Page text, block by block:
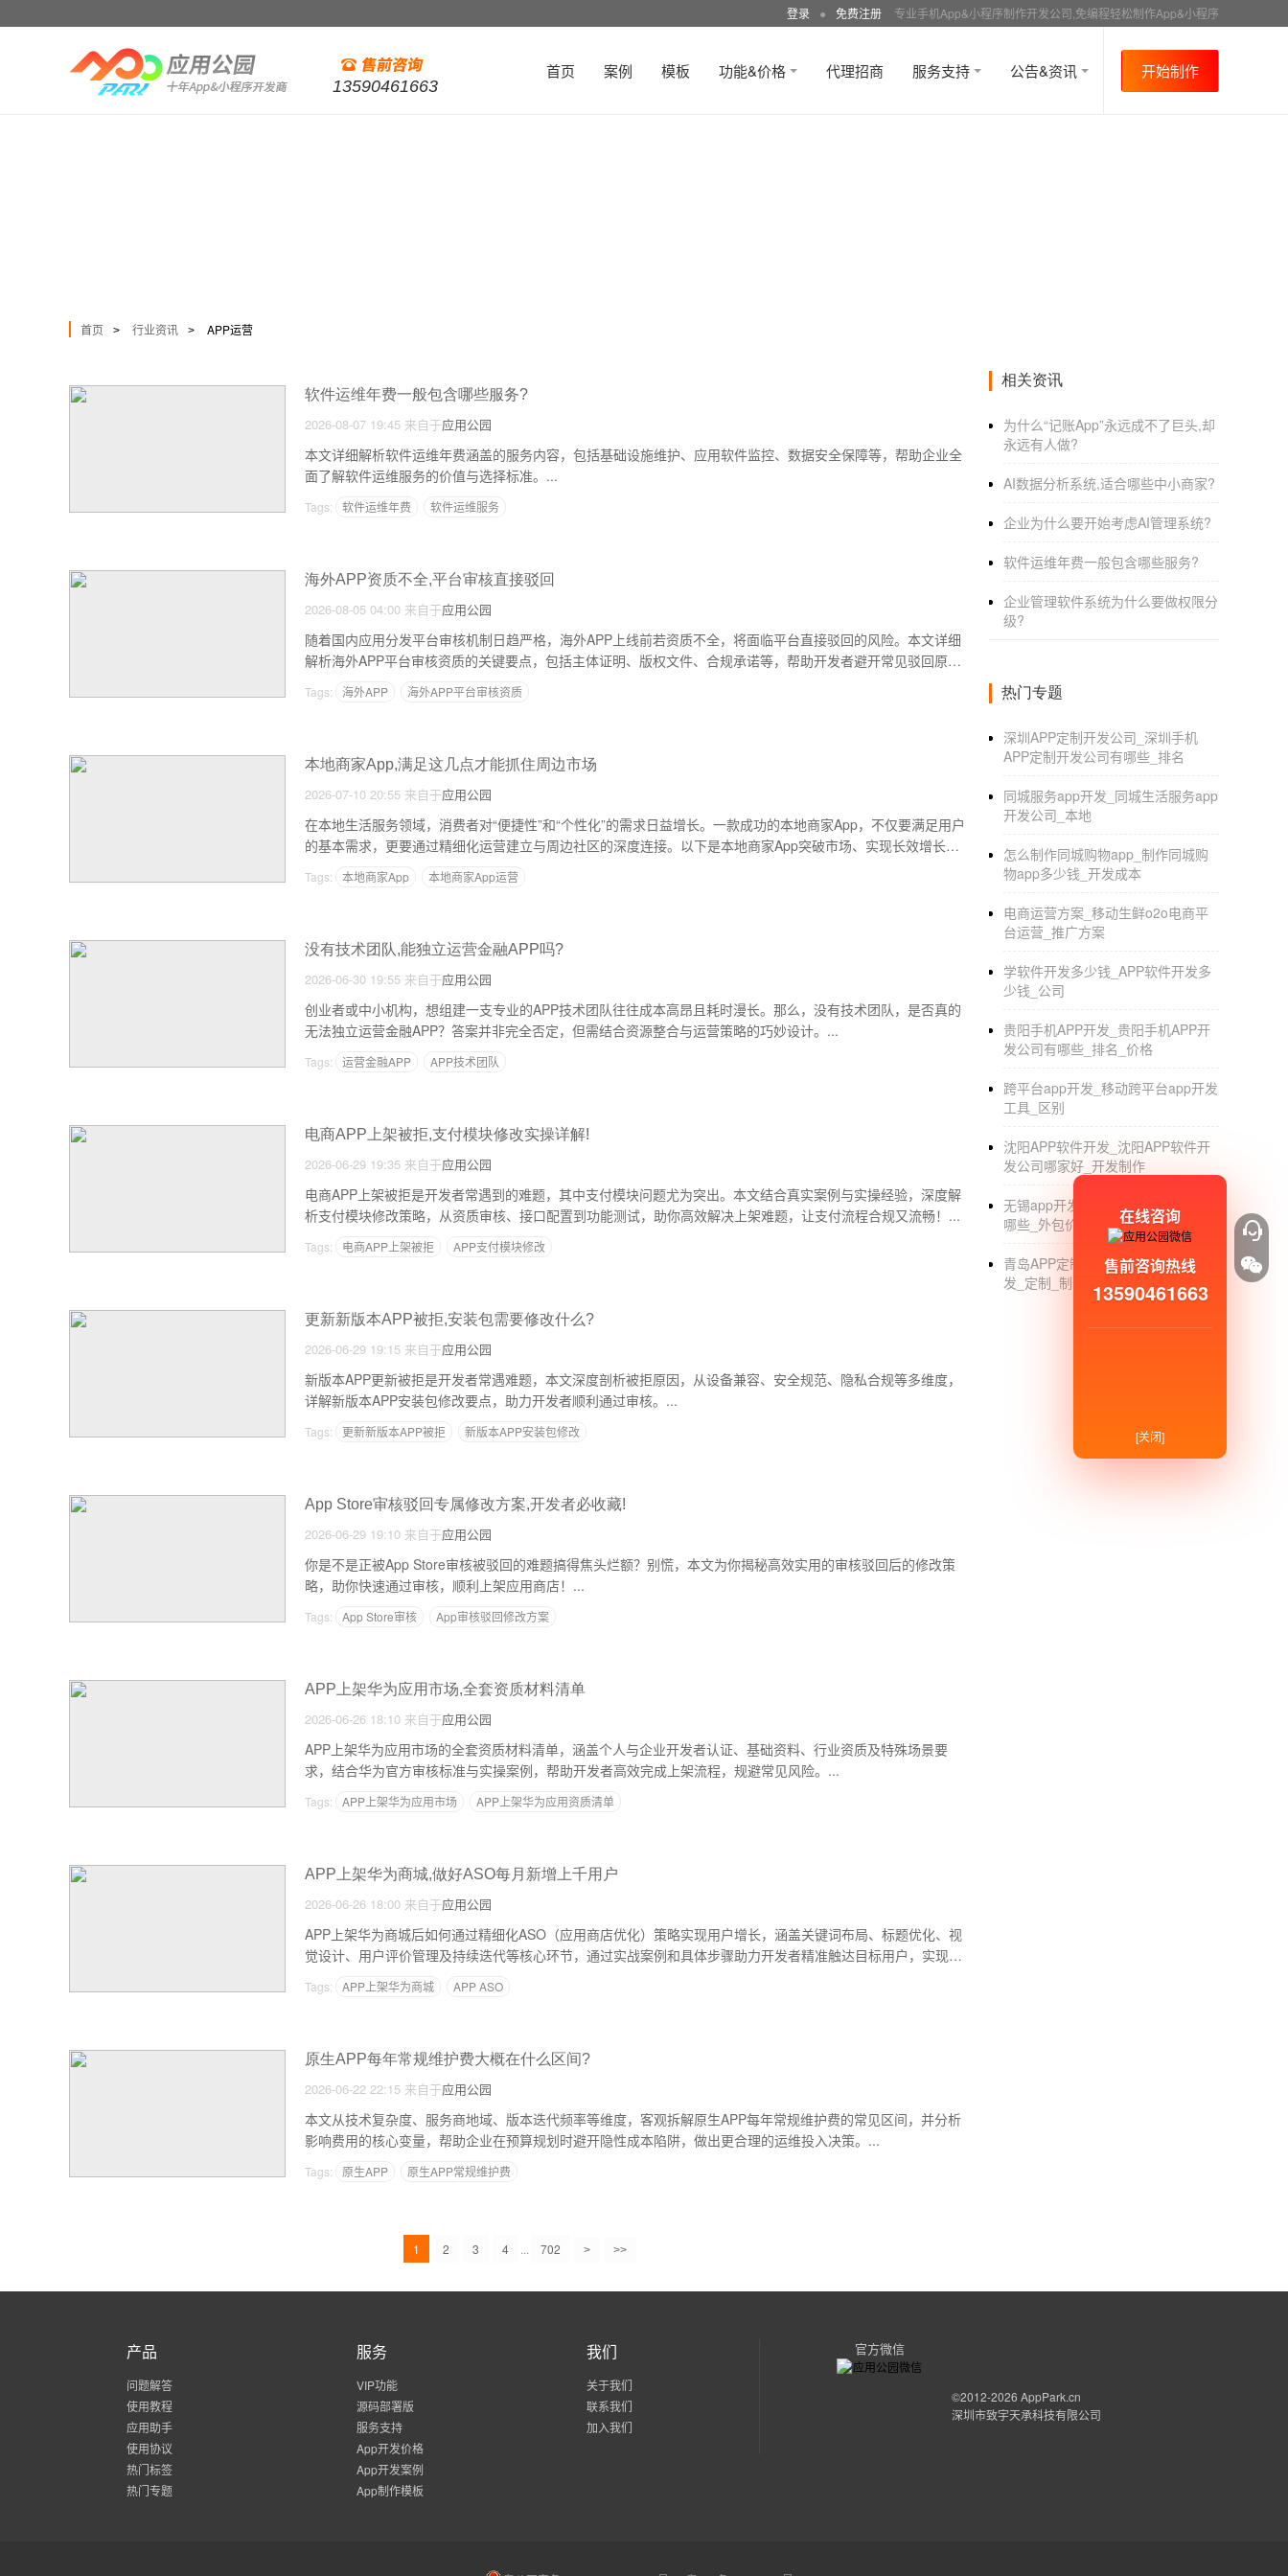
登录 ● 免费注册 专业手机App&小程序制作开发公司,免编程轻松制作App&小程序
13590461663
首页 案例 模板 功能&价格 代理招商 服务支持 公告&资讯 开始制作
首页 > 行业资讯 > APP运营
软件运维年费一般包含哪些服务?
2026-08-07 19:45 来自于应用公园
本文详细解析软件运维年费涵盖的服务内容，包括基础设施维护、应用软件监控、数据安全保障等，帮助企业全
面了解软件运维服务的价值与选择标准。...
Tags: 软件运维年费 软件运维服务
海外APP资质不全,平台审核直接驳回
2026-08-05 04:00 来自于应用公园
随着国内应用分发平台审核机制日趋严格，海外APP上线前若资质不全，将面临平台直接驳回的风险。本文详细
解析海外APP平台审核资质的关键要点，包括主体证明、版权文件、合规承诺等，帮助开发者避开常见驳回原
因，提升上架通过率。...
Tags: 海外APP 海外APP平台审核资质
本地商家App,满足这几点才能抓住周边市场
2026-07-10 20:55 来自于应用公园
在本地生活服务领域，消费者对“便捷性”和“个性化”的需求日益增长。一款成功的本地商家App，不仅要满足用户
的基本需求，更要通过精细化运营建立与周边社区的深度连接。以下是本地商家App突破市场、实现长效增长的
关键策略。...
Tags: 本地商家App 本地商家App运营
没有技术团队,能独立运营金融APP吗?
2026-06-30 19:55 来自于应用公园
创业者或中小机构，想组建一支专业的APP技术团队往往成本高昂且耗时漫长。那么，没有技术团队，是否真的
无法独立运营金融APP？答案并非完全否定，但需结合资源整合与运营策略的巧妙设计。...
Tags: 运营金融APP APP技术团队
电商APP上架被拒,支付模块修改实操详解!
2026-06-29 19:35 来自于应用公园
电商APP上架被拒是开发者常遇到的难题，其中支付模块问题尤为突出。本文结合真实案例与实操经验，深度解
析支付模块修改策略，从资质审核、接口配置到功能测试，助你高效解决上架难题，让支付流程合规又流畅！...
Tags: 电商APP上架被拒 APP支付模块修改
更新新版本APP被拒,安装包需要修改什么?
2026-06-29 19:15 来自于应用公园
新版本APP更新被拒是开发者常遇难题，本文深度剖析被拒原因，从设备兼容、安全规范、隐私合规等多维度，
详解新版本APP安装包修改要点，助力开发者顺利通过审核。...
Tags: 更新新版本APP被拒 新版本APP安装包修改
App Store审核驳回专属修改方案,开发者必收藏!
2026-06-29 19:10 来自于应用公园
你是不是正被App Store审核被驳回的难题搞得焦头烂额？别慌，本文为你揭秘高效实用的审核驳回后的修改策
略，助你快速通过审核，顺利上架应用商店！...
Tags: App Store审核 App审核驳回修改方案
APP上架华为应用市场,全套资质材料清单
2026-06-26 18:10 来自于应用公园
APP上架华为应用市场的全套资质材料清单，涵盖个人与企业开发者认证、基础资料、行业资质及特殊场景要
求，结合华为官方审核标准与实操案例，帮助开发者高效完成上架流程，规避常见风险。...
Tags: APP上架华为应用市场 APP上架华为应用资质清单
APP上架华为商城,做好ASO每月新增上千用户
2026-06-26 18:00 来自于应用公园
APP上架华为商城后如何通过精细化ASO（应用商店优化）策略实现用户增长，涵盖关键词布局、标题优化、视
觉设计、用户评价管理及持续迭代等核心环节，通过实战案例和具体步骤助力开发者精准触达目标用户，实现每
月新增上千活跃用户的目标。...
Tags: APP上架华为商城 APP ASO
原生APP每年常规维护费大概在什么区间?
2026-06-22 22:15 来自于应用公园
本文从技术复杂度、服务商地域、版本迭代频率等维度，客观拆解原生APP每年常规维护费的常见区间，并分析
影响费用的核心变量，帮助企业在预算规划时避开隐性成本陷阱，做出更合理的运维投入决策。...
Tags: 原生APP 原生APP常规维护费
1 2 3 4 ... 702 > >>
相关资讯
为什么“记账App”永远成不了巨头,却
永远有人做?
AI数据分析系统,适合哪些中小商家?
企业为什么要开始考虑AI管理系统?
软件运维年费一般包含哪些服务?
企业管理软件系统为什么要做权限分
级?
热门专题
深圳APP定制开发公司_深圳手机
APP定制开发公司有哪些_排名
同城服务app开发_同城生活服务app
开发公司_本地
怎么制作同城购物app_制作同城购
物app多少钱_开发成本
电商运营方案_移动生鲜o2o电商平
台运营_推广方案
学软件开发多少钱_APP软件开发多
少钱_公司
贵阳手机APP开发_贵阳手机APP开
发公司有哪些_排名_价格
跨平台app开发_移动跨平台app开发
工具_区别
沈阳APP软件开发_沈阳APP软件开
发公司哪家好_开发制作
无锡app开发_无锡app开发的公司有
哪些_外包价格
青岛APP定制开发公司_青岛APP开
发_定制_制作_外包_公司
产品
问题解答
使用教程
应用助手
使用协议
热门标签
热门专题
服务
VIP功能
源码部署版
服务支持
App开发价格
App开发案例
App制作模板
我们
关于我们
联系我们
加入我们
官方微信
©2012-2026 AppPark.cn
深圳市致宇天承科技有限公司
在线咨询
售前咨询热线
13590461663
[关闭]